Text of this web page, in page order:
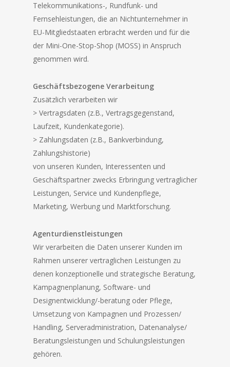
Telekommunikations-, Rundfunk- und
Fernsehleistungen, die an Nichtunternehmer in
EU-Mitgliedstaaten erbracht werden und für die
der Mini-One-Stop-Shop (MOSS) in Anspruch
genommen wird.
Geschäftsbezogene Verarbeitung
Zusätzlich verarbeiten wir
> Vertragsdaten (z.B., Vertragsgegenstand,
Laufzeit, Kundenkategorie).
> Zahlungsdaten (z.B., Bankverbindung,
Zahlungshistorie)
von unseren Kunden, Interessenten und
Geschäftspartner zwecks Erbringung vertraglicher
Leistungen, Service und Kundenpflege,
Marketing, Werbung und Marktforschung.
Agenturdienstleistungen
Wir verarbeiten die Daten unserer Kunden im
Rahmen unserer vertraglichen Leistungen zu
denen konzeptionelle und strategische Beratung,
Kampagnenplanung, Software- und
Designentwicklung/-beratung oder Pflege,
Umsetzung von Kampagnen und Prozessen/
Handling, Serveradministration, Datenanalyse/
Beratungsleistungen und Schulungsleistungen
gehören.